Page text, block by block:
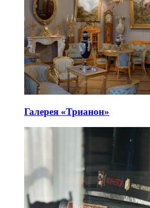
Галерея «Трианон»